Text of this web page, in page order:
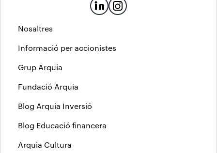
Nosaltres
Informació per accionistes
Grup Arquia
Fundació Arquia
Blog Arquia Inversió
Blog Educació financera
Arquia Cultura